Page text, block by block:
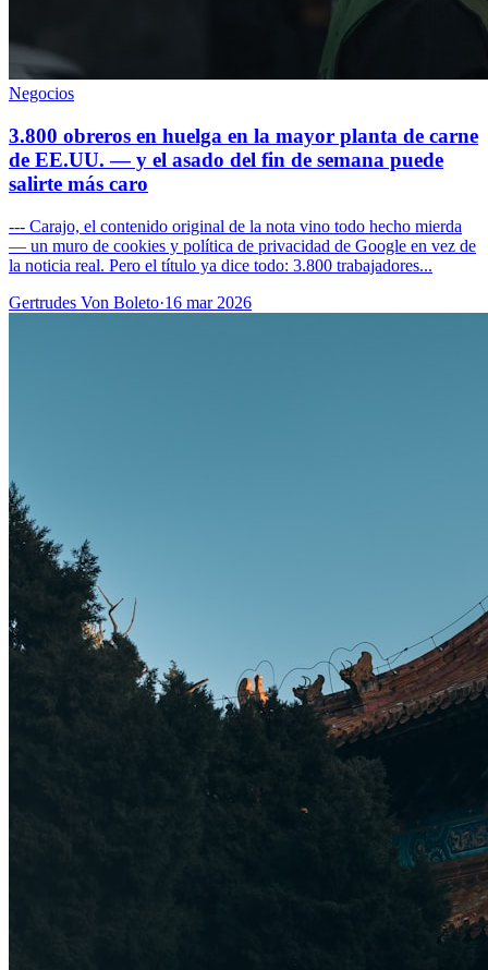
Negocios
3.800 obreros en huelga en la mayor planta de carne
de EE.UU. — y el asado del fin de semana puede
salirte más caro
--- Carajo, el contenido original de la nota vino todo hecho mierda
— un muro de cookies y política de privacidad de Google en vez de
la noticia real. Pero el título ya dice todo: 3.800 trabajadores...
Gertrudes Von Boleto·16 mar 2026